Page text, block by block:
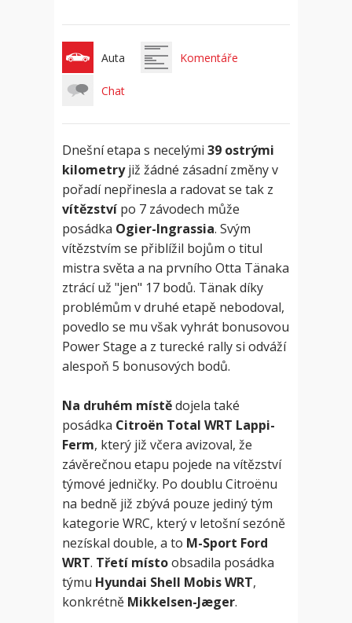
Auta Komentáře
Chat
Dnešní etapa s necelými 39 ostrými
kilometryjiž žádné zásadní změny v
pořadí nepřinesla a radovat se tak z
vítězství po 7 závodech může
posádka Ogier-Ingrassia. Svým
vítězstvím se přiblížil bojům o titul
mistra světa a na prvního Otta Tänaka
ztrácí už "jen" 17 bodů. Tänak díky
problémům v druhé etapě nebodoval,
povedlo se mu však vyhrát bonusovou
Power Stage a z turecké rally si odváží
alespoň 5 bonusových bodů.
Na druhém místědojela také
posádka Citroën Total WRT Lappi-
Ferm, který již včera avizoval, že
závěrečnou etapu pojede na vítězství
týmové jedničky. Po doublu Citroënu
na bedně již zbývá pouze jediný tým
kategorie WRC, který v letošní sezóně
nezískal double, a to M-Sport Ford
WRT. Třetí místoobsadila posádka
týmu Hyundai Shell Mobis WRT,
konkrétně Mikkelsen-Jæger.